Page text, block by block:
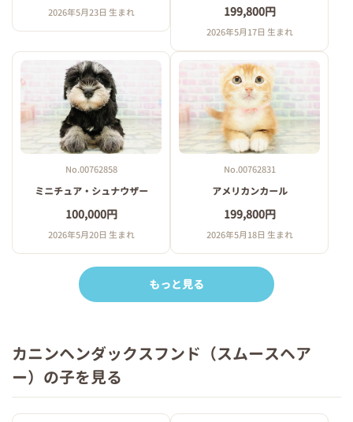
2026年5月23日 生まれ 199,800円
2026年5月17日 生まれ
No.00762858
ミニチュア・シュナウザー
100,000円
2026年5月20日 生まれ
No.00762831
アメリカンカール
199,800円
2026年5月18日 生まれ
もっと見る
カニンヘンダックスフンド（スムースヘア
ー）の子を見る